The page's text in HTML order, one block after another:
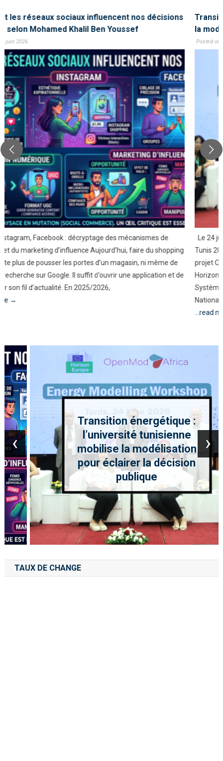
Transition énergétique : l’université tunisienne mobilise
la modélisation pour éclairer la décision publique
Posted on 27 juin 2026
Le 24 juin 2026, Tunis a accueilli l’Energy Modeling Workshop –
Tunis 2026, une rencontre scientifique organisée dans le cadre du
projet OM4A-Tunisia / OpenMod4Africa, financé par le programme
Horizon Europe. Porté en Tunisie par le Laboratoire d’Études des
Systèmes Thermiques et Énergétiques (LESTE), relevant de l’École
Nationale
Transition énergétique :
l’université tunisienne
mobilise la modélisation
pour éclairer la décision
publique
‹ ›
TAUX DE CHANGE